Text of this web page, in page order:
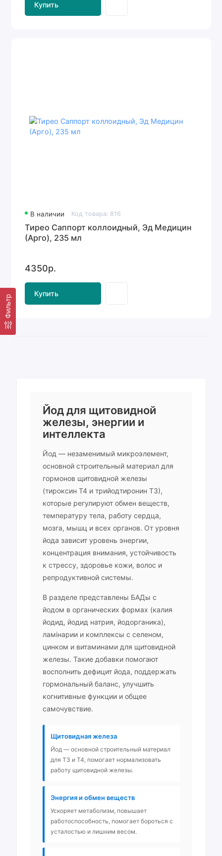
Фильтр
Купить
В наличии Код товара: 816
Тирео Саппорт коллоидный, Эд Медицин
(Арго), 235 мл
4350р.
Купить
Йод для щитовидной
железы, энергии и
интеллекта
Йод — незаменимый микроэлемент,
основной строительный материал для
гормонов щитовидной железы
(тироксин Т4 и трийодтиронин Т3),
которые регулируют обмен веществ,
температуру тела, работу сердца,
мозга, мышц и всех органов. От уровня
йода зависит уровень энергии,
концентрация внимания, устойчивость
к стрессу, здоровье кожи, волос и
репродуктивной системы.
В разделе представлены БАДы с
йодом в органических формах (калия
йодид, йодид натрия, йодорганика),
ламінарии и комплексы с селеном,
цинком и витаминами для щитовидной
железы. Такие добавки помогают
восполнить дефицит йода, поддержать
гормональный баланс, улучшить
когнитивные функции и общее
самочувствие.
Щитовидная железа
Йод — основной строительный материал
для Т3 и Т4, помогает нормализовать
работу щитовидной железы.
Энергия и обмен веществ
Ускоряет метаболизм, повышает
работоспособность, помогает бороться с
усталостью и лишним весом.